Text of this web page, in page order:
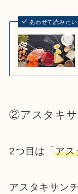
あわせて読みたい
②アスタキサ
2つ目は「 アス
アスタキサン